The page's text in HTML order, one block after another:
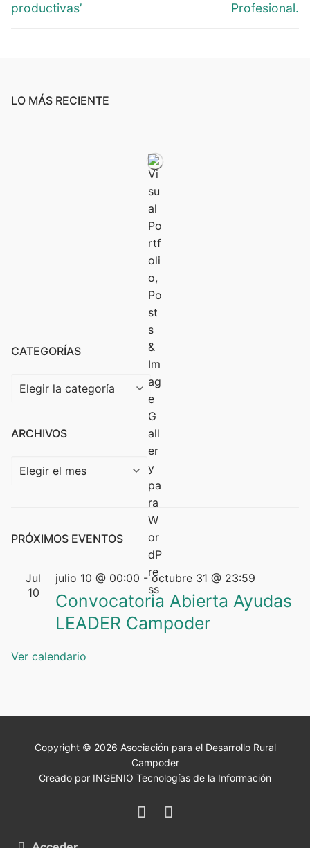
productivas’
Profesional.
LO MÁS RECIENTE
CATEGORÍAS
ARCHIVOS
PRÓXIMOS EVENTOS
Jul
10
julio 10 @ 00:00 -octubre 31 @ 23:59
Convocatoria Abierta Ayudas
LEADER Campoder
Ver calendario
Copyright © 2026 Asociación para el Desarrollo Rural
Campoder
Creado por INGENIO Tecnologías de la Información